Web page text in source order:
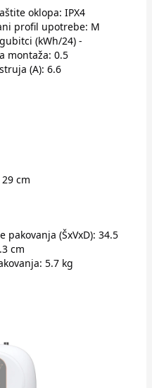
oklopa: IPX4
profil upotrebe: M
(kWh/24) -
montaža: 0.5
(A): 6.6
cm
pakovanja (ŠxVxD): 34.5
cm
5.7 kg